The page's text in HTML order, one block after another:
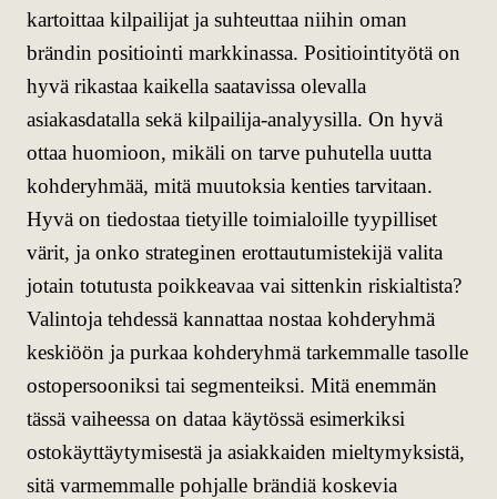
kartoittaa kilpailijat ja suhteuttaa niihin oman
brändin positiointi markkinassa. Positiointityötä on
hyvä rikastaa kaikella saatavissa olevalla
asiakasdatalla sekä kilpailija-analyysilla. On hyvä
ottaa huomioon, mikäli on tarve puhutella uutta
kohderyhmää, mitä muutoksia kenties tarvitaan.
Hyvä on tiedostaa tietyille toimialoille tyypilliset
värit, ja onko strateginen erottautumistekijä valita
jotain totutusta poikkeavaa vai sittenkin riskialtista?
Valintoja tehdessä kannattaa nostaa kohderyhmä
keskiöön ja purkaa kohderyhmä tarkemmalle tasolle
ostopersooniksi tai segmenteiksi. Mitä enemmän
tässä vaiheessa on dataa käytössä esimerkiksi
ostokäyttäytymisestä ja asiakkaiden mieltymyksistä,
sitä varmemmalle pohjalle brändiä koskevia